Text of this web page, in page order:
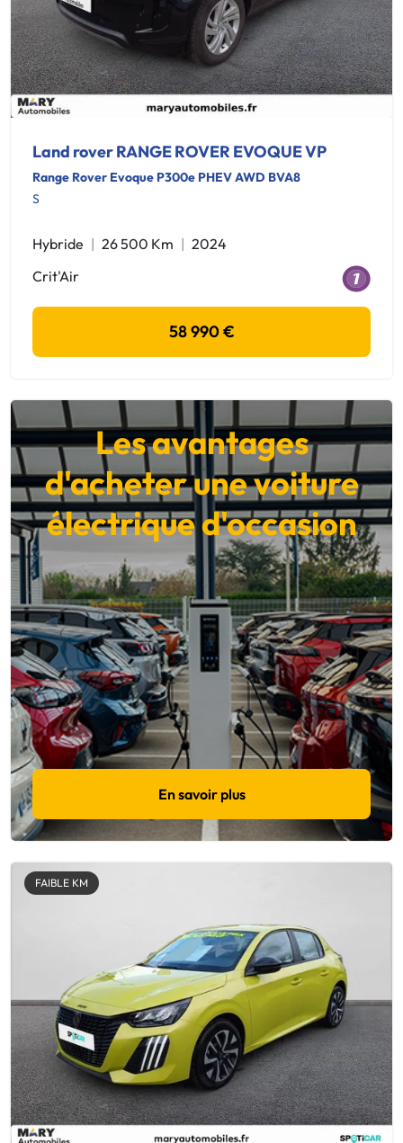
Land rover RANGE ROVER EVOQUE VP
Range Rover Evoque P300e PHEV AWD BVA8
S
Hybride 26 500 Km
2024
Crit'Air
58 990 €
Les avantages
d'acheter une voiture
électrique d'occasion
En savoir plus
FAIBLE KM